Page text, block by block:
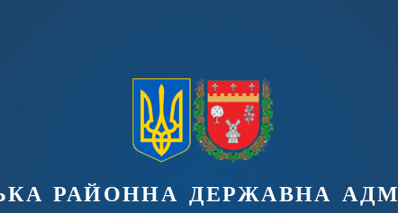
районна державна